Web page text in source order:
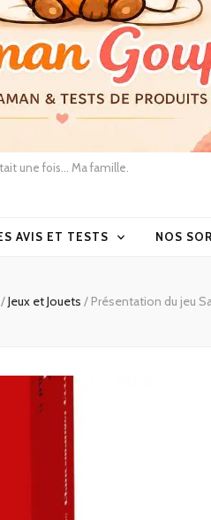
une fois… Ma famille.
AVIS ET TESTS NOS
/Jeux et Jouets / Présentation du jeu